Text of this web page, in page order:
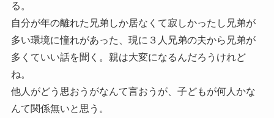
る。
自分が年の離れた兄弟しか居なくて寂しかったし兄弟が
多い環境に憧れがあった、現に３人兄弟の夫から兄弟が
多くていい話を聞く。親は大変になるんだろうけれど
ね。
他人がどう思おうがなんて言おうが、子どもが何人かな
んて関係無いと思う。